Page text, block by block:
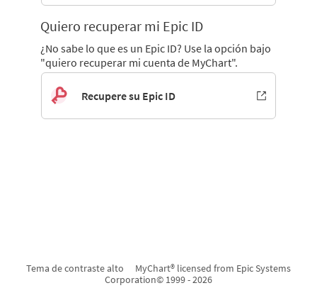
Quiero recuperar mi Epic ID
¿No sabe lo que es un Epic ID? Use la opción bajo
"quiero recuperar mi cuenta de MyChart".
Recupere su Epic ID
Tema de contraste alto
MyChart® licensed from Epic Systems
Corporation© 1999 - 2026